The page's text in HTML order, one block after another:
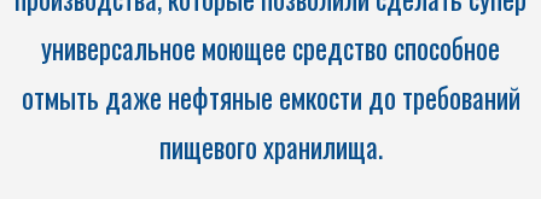
универсальное моющее средство способное
отмыть даже нефтяные емкости до требований
пищевого хранилища.